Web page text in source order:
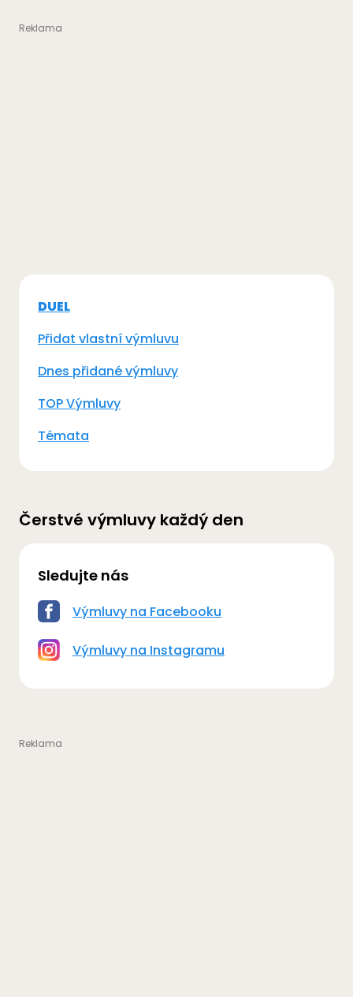
DUEL
Přidat vlastní výmluvu
Dnes přidané výmluvy
TOP Výmluvy
Témata
Čerstvé výmluvy každý den
Sledujte nás
Výmluvy na Facebooku
Výmluvy na Instagramu